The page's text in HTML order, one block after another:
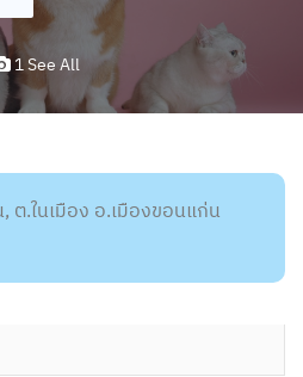
1 See All
.ในเมือง อ.เมืองขอนแก่น